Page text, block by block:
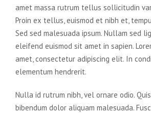
amet massa rutrum tellus sollicitudin
Proin ex tellus, euismod et nibh et,
Sed sed malesuada ipsum. Nullam sed
eleifend euismod sit amet in sapien.
amet, consectetur adipiscing elit. In
elementum hendrerit.
Nulla id rutrum nibh, vel ornare odio.
bibendum dolor aliquam malesuada.